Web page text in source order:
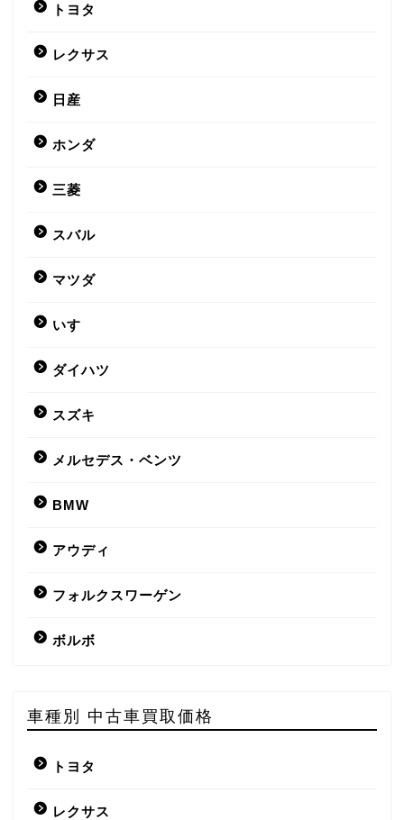
トヨタ
レクサス
日産
ホンダ
三菱
スバル
マツダ
いすゞ
ダイハツ
スズキ
メルセデス・ベンツ
BMW
アウディ
フォルクスワーゲン
ボルボ
車種別 中古車買取価格
トヨタ
レクサス